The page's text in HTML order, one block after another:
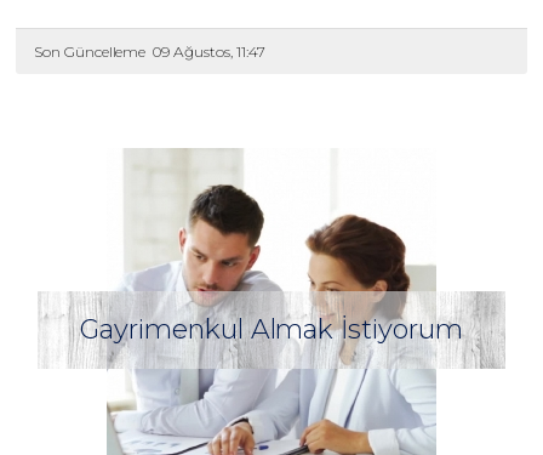
Son Güncelleme 09 Ağustos, 11:47
Gayrimenkul Almak İstiyorum